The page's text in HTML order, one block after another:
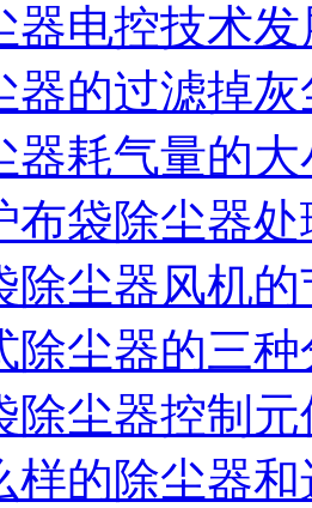
器电控技术
器的过滤掉
器耗气量的大
布袋除尘器
除尘器风机
除尘器的三
除尘器控制
样的除尘器